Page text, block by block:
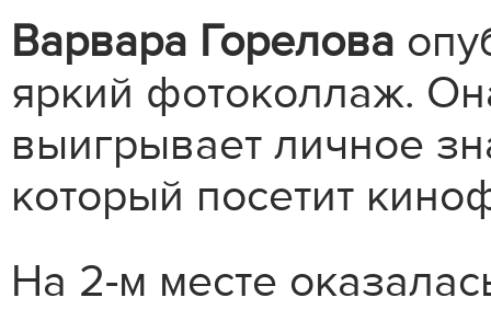
Варвара Горелова
яркий фотоколлаж.
выигрывает личное
который посетит
На 2-м месте